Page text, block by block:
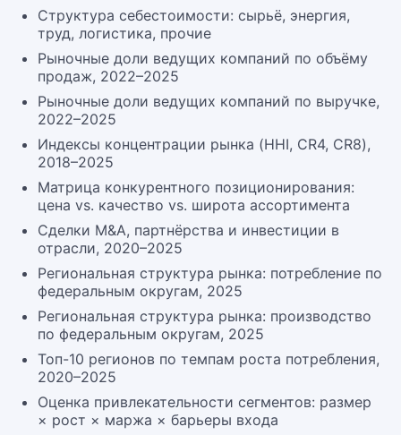
Структура себестоимости: сырьё, энергия,
труд, логистика, прочие
Рыночные доли ведущих компаний по объёму
продаж, 2022–2025
Рыночные доли ведущих компаний по выручке,
2022–2025
Индексы концентрации рынка (HHI, CR4, CR8),
2018–2025
Матрица конкурентного позиционирования:
цена vs. качество vs. широта ассортимента
Сделки M&A, партнёрства и инвестиции в
отрасли, 2020–2025
Региональная структура рынка: потребление по
федеральным округам, 2025
Региональная структура рынка: производство
по федеральным округам, 2025
Топ-10 регионов по темпам роста потребления,
2020–2025
Оценка привлекательности сегментов: размер
× рост × маржа × барьеры входа